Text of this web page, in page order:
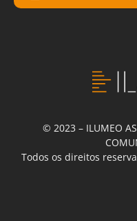
© 2023 – ILUMEO
Todos os direitos